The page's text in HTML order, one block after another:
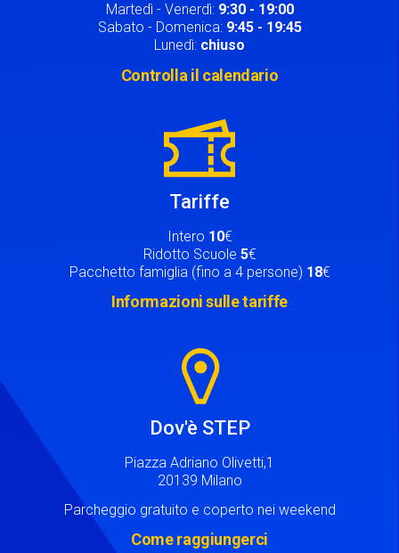
Martedì - Venerdì: 9:30 - 19:00
Sabato - Domenica: 9:45 - 19:45
Lunedì: chiuso
Controlla il calendario
Tariffe
Intero 10€
Ridotto Scuole 5€
Pacchetto famiglia (fino a 4 persone) 18€
Informazioni sulle tariffe
Dov'è STEP
Piazza Adriano Olivetti,1
20139 Milano
Parcheggio gratuito e coperto nei weekend
Come raggiungerci